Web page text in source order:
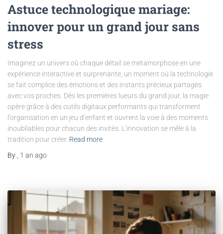
Astuce technologique mariage:
innover pour un grand jour sans
stress
Imaginez un univers où chaque détail se métamorphose en une
expérience interactive et surprenante, un moment où la technologie
se fait complice des émotions et des instants précieux partagés
avec vos proches. Dès les premières lueurs du grand jour, la magie
opère grâce à des outils digitaux performants qui transforment
l’organisation en un jeu d’enfant et ouvrent la voie à des moments
inoubliables pour chacun des invités. L’innovation se mêle à la
tradition pour créer Read more
By
1 an ago